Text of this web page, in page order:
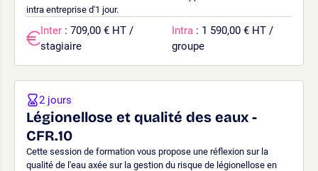
intra entreprise d'1 jour.
Inter : 709,00 € HT /
stagiaire
Intra : 1 590,00 € HT /
groupe
Légionellose et qualité des eaux -
CFR.10
Cette session de formation vous propose une réflexion sur la
qualité de l'eau axée sur la gestion du risque de légionellose en
2 jours